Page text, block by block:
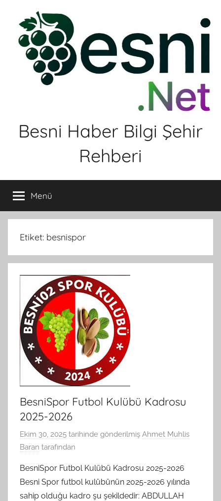
Besni Haber Bilgi Şehir
Rehberi
Menü
Etiket: besnispor
BesniSpor Futbol Kulübü Kadrosu
2025-2026
Ekim 30, 2025 tarihinde gönderilmiş Ahmet Muhlis
Baran tarafından
BesniSpor Futbol Kulübü Kadrosu 2025-2026
Besni Spor futbol kulübünün 2025-2026 yılında
sahip olduğu kadro şu şekildedir: ABDULLAH